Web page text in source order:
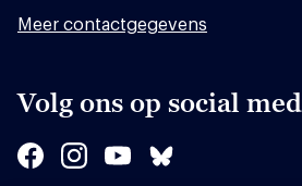
Meer contactgegevens
Volg ons op social